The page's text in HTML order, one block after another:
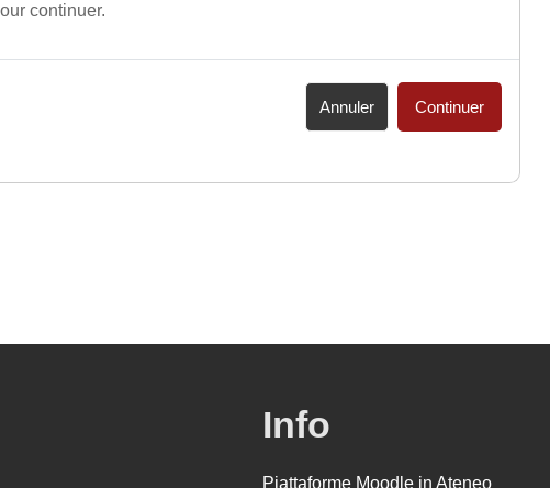
continuer.
Annuler Continuer
Info
Piattaforme Moodle in Ateneo